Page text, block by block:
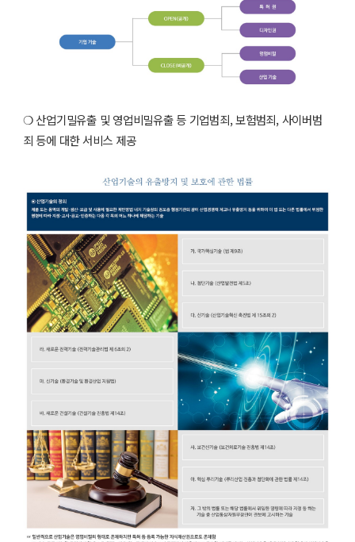
❍ 산업기밀유출 및 영업비밀유출 등 기업범죄, 보험범죄, 사이버범
죄 등에 대한 서비스 제공